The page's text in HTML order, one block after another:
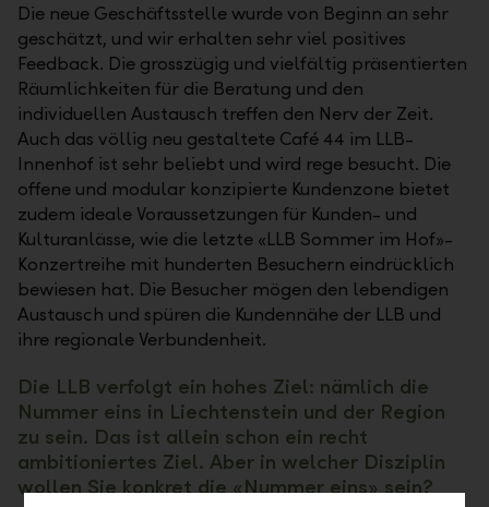
Die neue Geschäftsstelle wurde von Beginn an sehr
geschätzt, und wir erhalten sehr viel positives
Feedback. Die grosszügig und vielfältig präsentierten
Räumlichkeiten für die Beratung und den
individuellen Austausch treffen den Nerv der Zeit.
Auch das völlig neu gestaltete Café 44 im LLB-
Innenhof ist sehr beliebt und wird rege besucht. Die
offene und modular konzipierte Kundenzone bietet
zudem ideale Voraussetzungen für Kunden- und
Kulturanlässe, wie die letzte «LLB Sommer im Hof»-
Konzertreihe mit hunderten Besuchern eindrücklich
bewiesen hat. Die Besucher mögen den lebendigen
Austausch und spüren die Kundennähe der LLB und
ihre regionale Verbundenheit.
Die LLB verfolgt ein hohes Ziel: nämlich die
Nummer eins in Liechtenstein und der Region
zu sein. Das ist allein schon ein recht
ambitioniertes Ziel. Aber in welcher Disziplin
wollen Sie konkret die «Nummer eins» sein?